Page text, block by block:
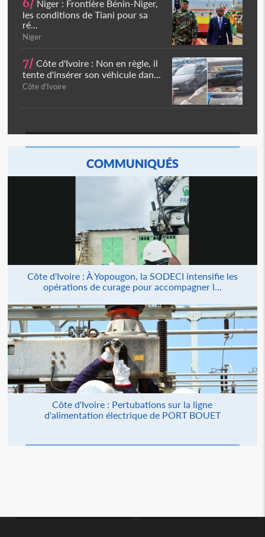
6/ Niger : Frontière Bénin-Niger,
les conditions de Tiani pour sa
ré...
Niger
7/ Côte d'Ivoire : Non en règle, il
tente d'insérer son véhicule dan...
Côte d'Ivoire
COMMUNIQUÉS
Côte d'Ivoire : À Yopougon, la SODECI intensifie les
opérations de curage pour accompagner l...
Côte d'Ivoire : Pertubations sur la ligne
d'alimentation électrique de PORT BOUET